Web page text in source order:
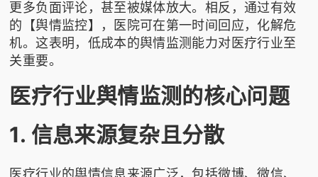
更多负面评论，甚至被媒体放大。相反，通过有效
的【舆情监控】，医院可在第一时间回应，化解危
机。这表明，低成本的舆情监测能力对医疗行业至
关重要。
医疗行业舆情监测的核心问题
1. 信息来源复杂且分散
医疗行业的舆情信息来源广泛，包括微博、微信、